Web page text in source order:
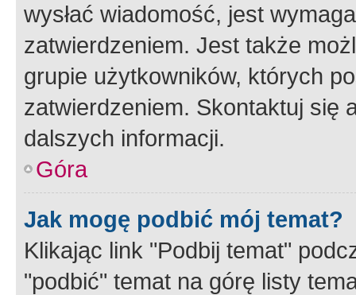
wysłać wiadomość, jest
zatwierdzeniem. Jest także
grupie użytkowników, których
zatwierdzeniem. Skontaktuj się
dalszych informacji.
Góra
Jak mogę podbić mój temat?
Klikając link "Podbij temat"
"podbić" temat na górę listy